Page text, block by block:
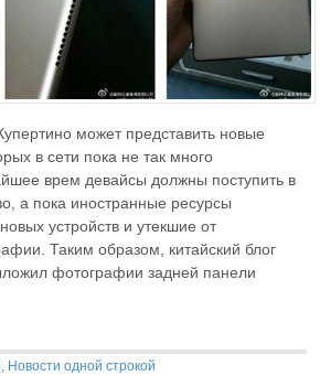
может представить новые
в сети пока не так много
врем девайсы должны поступить в
а пока иностранные ресурсы
устройств и утекшие от
Таким образом, китайский блог
фотографии задней панели
, Новости одной строкой